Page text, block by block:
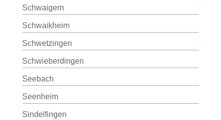
Schwaigern
Schwaikheim
Schwetzingen
Schwieberdingen
Seebach
Seenheim
Sindelfingen